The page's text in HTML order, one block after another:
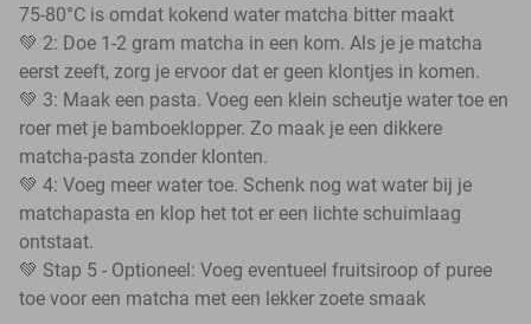
75-80°C is omdat kokend water matcha bitter maakt
💚 2: Doe 1-2 gram matcha in een kom. Als je je matcha
eerst zeeft, zorg je ervoor dat er geen klontjes in komen.
💚 3: Maak een pasta. Voeg een klein scheutje water toe en
roer met je bamboeklopper. Zo maak je een dikkere
matcha-pasta zonder klonten.
💚 4: Voeg meer water toe. Schenk nog wat water bij je
matchapasta en klop het tot er een lichte schuimlaag
ontstaat.
💚 Stap 5 - Optioneel: Voeg eventueel fruitsiroop of puree
toe voor een matcha met een lekker zoete smaak